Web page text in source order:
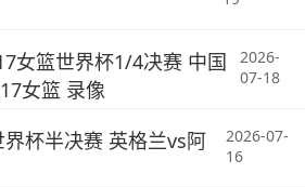
女篮世界杯1/4决赛 中国
女篮 录像
2026-
07-18
杯半决赛 英格兰vs阿
2026-07-
16